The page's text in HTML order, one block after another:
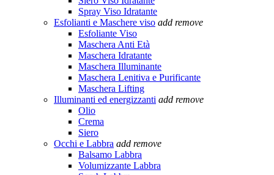
Spray Viso Idratante
Esfolianti e Maschere viso add remove
Esfoliante Viso
Maschera Anti Età
Maschera Idratante
Maschera Illuminante
Maschera Lenitiva e Purificante
Maschera Lifting
Illuminanti ed energizzanti add remove
Olio
Crema
Siero
Occhi e Labbra add remove
Balsamo Labbra
Volumizzante Labbra